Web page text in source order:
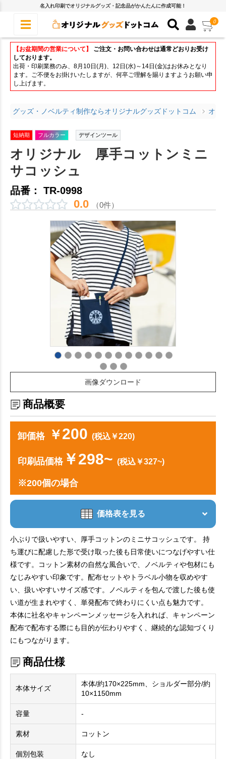
名入れ印刷でオリジナルグッズ・記念品がかんたんに作成可能！
0
【お盆期間の営業について】
ご注文・お問い合わせは通常どおりお受け
しております。
出荷・印刷業務のみ、8月10日(月)、12日(水)～14日(金)はお休みとなり
ます。ご不便をお掛けいたしますが、何卒ご理解を賜りますようお願い申
し上げます。
グッズ・ノベルティ制作ならオリジナルグッズドットコム オリ
短納期 フルカラー デザインツール
オリジナル 厚手コットンミニ
サコッシュ
品番： TR-0998
0.0 （0件）
画像ダウンロード
商品概要
卸価格 ￥200 (税込￥220)
印刷品価格￥298~ (税込￥327~)
※200個の場合
価格表を見る
小ぶりで扱いやすい、厚手コットンのミニサコッシュです。 持
ち運びに配慮した形で受け取った後も日常使いにつなげやすい仕
様です。コットン素材の自然な風合いで、ノベルティや包材にも
なじみやすい印象です。配布セットやトラベル小物を収めやす
い、扱いやすいサイズ感です。ノベルティを包んで渡した後も使
い道が生まれやすく、単発配布で終わりにくい点も魅力です。
本体に社名やキャンペーンメッセージを入れれば、キャンペーン
配布で配布する際にも目的が伝わりやすく、継続的な認知づくり
にもつながります。
商品仕様
本体サイズ
本体/約170×225mm、ショルダー部分/約
10×1150mm
容量 -
素材 コットン
個別包装 なし